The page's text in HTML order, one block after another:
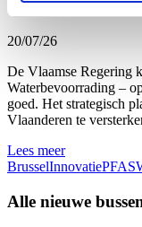
Vlaamse
20/07/26
De Vlaamse Regering
Waterbevoorrading –
goed. Het strategisch
Vlaanderen te
Lees meer
BrusselInnovatiePFAS
Alle nieuwe